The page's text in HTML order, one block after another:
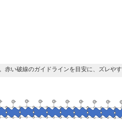
赤い破線のガイドラインを目安に、ズレや